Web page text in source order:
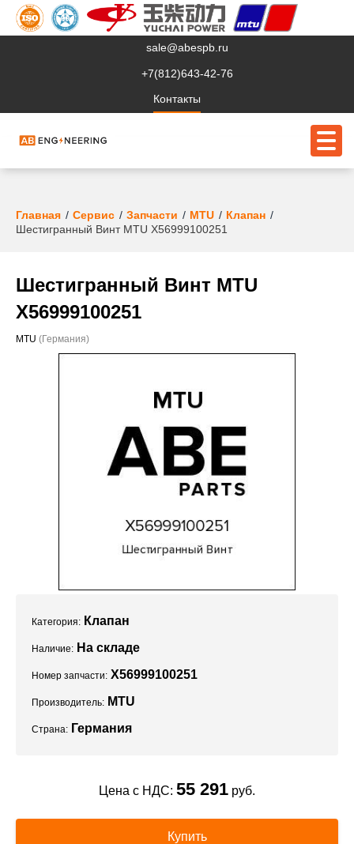
sale@abespb.ru
+7(812)643-42-76
Контакты
О компании
Продукция
Сервис
Главная Сервис Запчасти MTU
Клапан
Шестигранный Винт MTU X56999100251
Шестигранный Винт MTU
X56999100251
MTU (Германия)
Категория: Клапан
Наличие: На складе
Номер запчасти: X56999100251
Производитель: MTU
Страна: Германия
Цена с НДС: 55 291 руб.
Купить